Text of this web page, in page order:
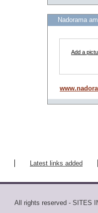
Nadorama
Add a
Latest links added
All rights reserved - SITES